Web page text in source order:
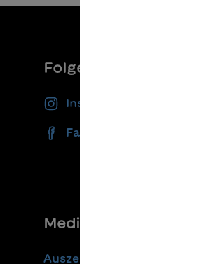
Folgen Sie uns
Instagram
Facebook
Media
Auszeichnungen